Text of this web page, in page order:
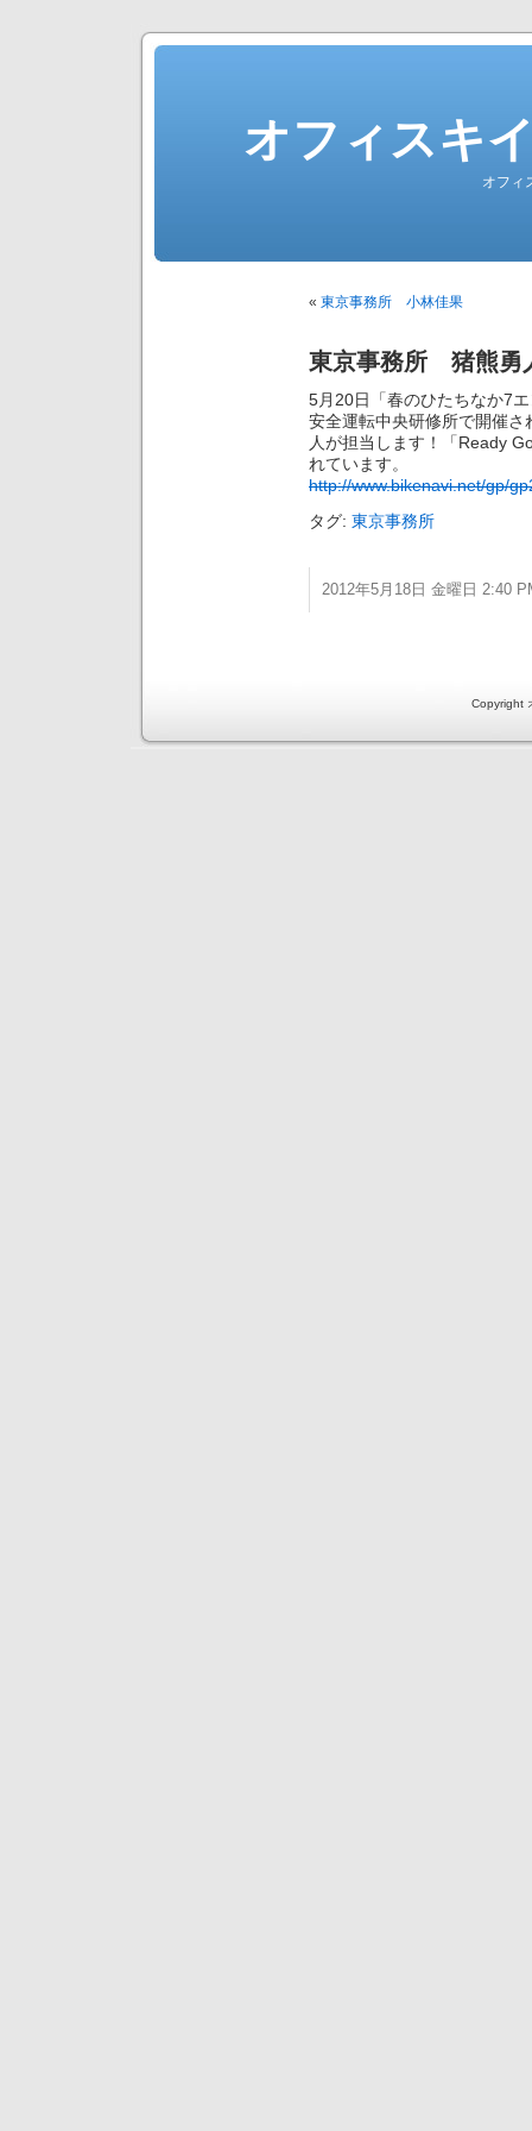
オフィスキ
オフィ
« 東京事務所 小林佳果
東京事務所 猪熊勇
5月20日「春のひたちなか7
安全運転中央研修所で開催
人が担当します！「Ready
れています。
http://www.bikenavi.net/gp/
タグ: 東京事務所
2012年5月18日 金曜日 2:40
Copyright